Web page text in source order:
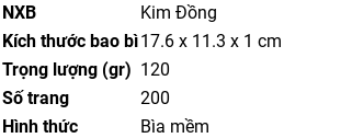
NXB
Kim Đồng
Kích thước bao bì17.6 x 11.3 x 1 cm
Trọng lượng (gr) 120
Số trang
200
Hình thức
Bìa mềm